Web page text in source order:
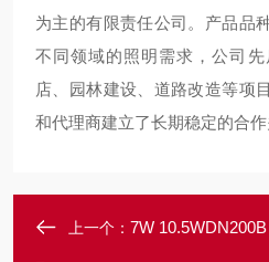
为主的有限责任公司。产品品
不同领域的照明需求，公司
店、园林建设、道路改造等项
和代理商建立了长期稳定的合作
上一个： 7W 10.5WDN200B 6W